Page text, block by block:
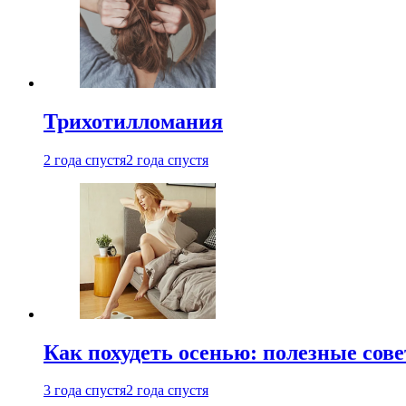
Трихотилломания
2 года спустя2 года спустя
Как похудеть осенью: полезные
3 года спустя2 года спустя